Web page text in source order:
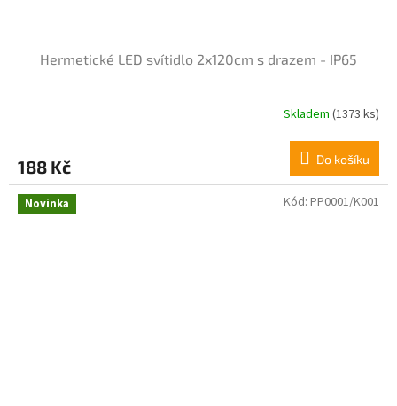
Hermetické LED svítidlo 2x120cm s drazem - IP65
je
5,0
5
Skladem(1373 ks)
188 Kč Do košíku
Novinka Kód: PP0001/K001